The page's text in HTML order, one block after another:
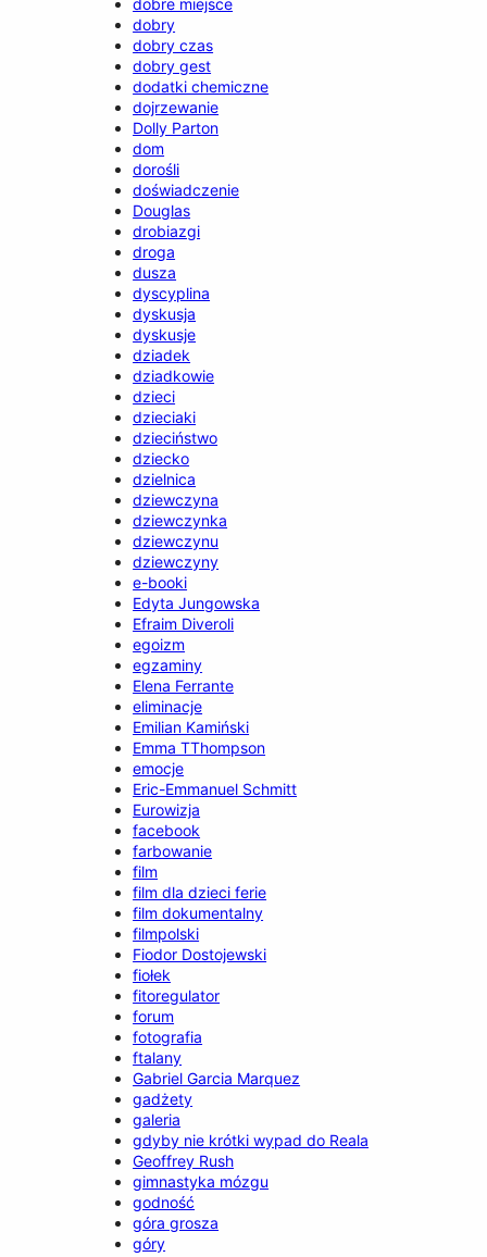
dobry
dobry czas
dobry gest
dodatki chemiczne
dojrzewanie
Dolly Parton
dom
dorośli
doświadczenie
Douglas
drobiazgi
droga
dusza
dyscyplina
dyskusja
dyskusje
dziadek
dziadkowie
dzieci
dzieciaki
dzieciństwo
dziecko
dzielnica
dziewczyna
dziewczynka
dziewczynu
dziewczyny
e-booki
Edyta Jungowska
Efraim Diveroli
egoizm
egzaminy
Elena Ferrante
eliminacje
Emilian Kamiński
Emma TThompson
emocje
Eric-Emmanuel Schmitt
Eurowizja
facebook
farbowanie
film
film dla dzieci ferie
film dokumentalny
filmpolski
Fiodor Dostojewski
fiołek
fitoregulator
forum
fotografia
ftalany
Gabriel Garcia Marquez
gadżety
galeria
gdyby nie krótki wypad do Reala
Geoffrey Rush
gimnastyka mózgu
godność
góra grosza
góry